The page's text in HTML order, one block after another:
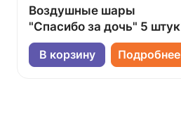
Воздушные шары
"Спасибо за дочь" 5 штук
В корзину Подробнее